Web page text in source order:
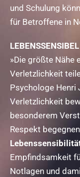
und Schulung
für Betroffene in
»Die größte Nähe
Verletzlichkeit
Psychologe Henri
Verletzlichkeit
besonderem
Respekt
Empfindsamkeit
Notlagen und